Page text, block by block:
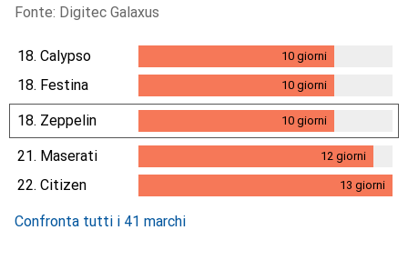
Fonte: Digitec Galaxus
18. Calypso 10giorni
10giorni
18. Festina 10giorni
10giorni
18. Zeppelin 10giorni
10giorni
21. Maserati 12 giorni
12giorni
22. Citizen 13 giorni
Confronta tutti i 41 marchi